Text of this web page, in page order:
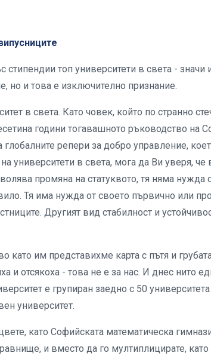
стипендии топ университети в света - значи
но и това е изключително признание.
в света. Като човек, който по странно
години тогавашното ръководство на
репери за добро управление,
университети в света, мога да Ви уверя, че
промяна на статуквото, тя няма нужда
Тя има нужда от своето първично или
Другият вид стабилност и
като им представихме карта с пътя и
и отсякоха - това не е за нас. И днес нито
е групиран заедно с 50
университет.
като Софийската математическа
и вместо да го мултиплицирате,